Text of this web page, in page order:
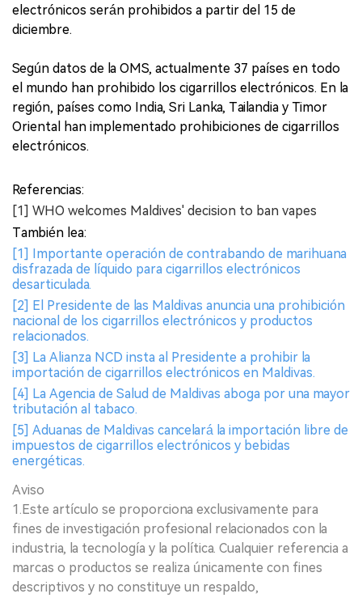
electrónicos serán prohibidos a partir del 15 de
diciembre.
Según datos de la OMS, actualmente 37 países en todo
el mundo han prohibido los cigarrillos electrónicos. En la
región, países como India, Sri Lanka, Tailandia y Timor
Oriental han implementado prohibiciones de cigarrillos
electrónicos.
Referencias:
[1] WHO welcomes Maldives' decision to ban vapes
También lea:
[1] Importante operación de contrabando de marihuana
disfrazada de líquido para cigarrillos electrónicos
desarticulada.
[2] El Presidente de las Maldivas anuncia una prohibición
nacional de los cigarrillos electrónicos y productos
relacionados.
[3] La Alianza NCD insta al Presidente a prohibir la
importación de cigarrillos electrónicos en Maldivas.
[4] La Agencia de Salud de Maldivas aboga por una mayor
tributación al tabaco.
[5] Aduanas de Maldivas cancelará la importación libre de
impuestos de cigarrillos electrónicos y bebidas
energéticas.
Aviso
1.Este artículo se proporciona exclusivamente para
fines de investigación profesional relacionados con la
industria, la tecnología y la política. Cualquier referencia a
marcas o productos se realiza únicamente con fines
descriptivos y no constituye un respaldo,